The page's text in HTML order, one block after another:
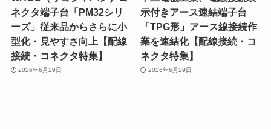
ネクタ端子台「PM32シリ
ーズ」従来品からさらに小
型化・見やすさ向上【配線
接続・コネクタ特集】
2026年6月29日
示付きアース速結端子台
「TPG形」アース線接続作
業を速結化【配線接続・コ
ネクタ特集】
2026年6月29日